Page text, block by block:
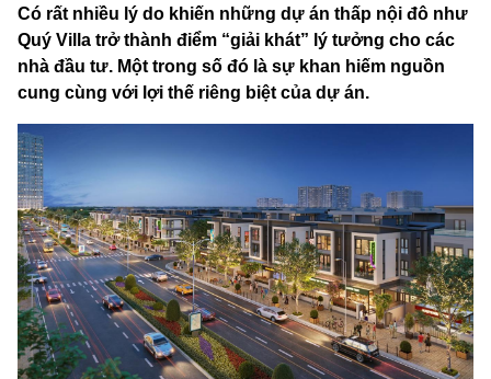
Có rất nhiều lý do khiến những dự án thấp nội đô như
Quý Villa trở thành điểm “giải khát” lý tưởng cho các
nhà đầu tư. Một trong số đó là sự khan hiếm nguồn
cung cùng với lợi thế riêng biệt của dự án.